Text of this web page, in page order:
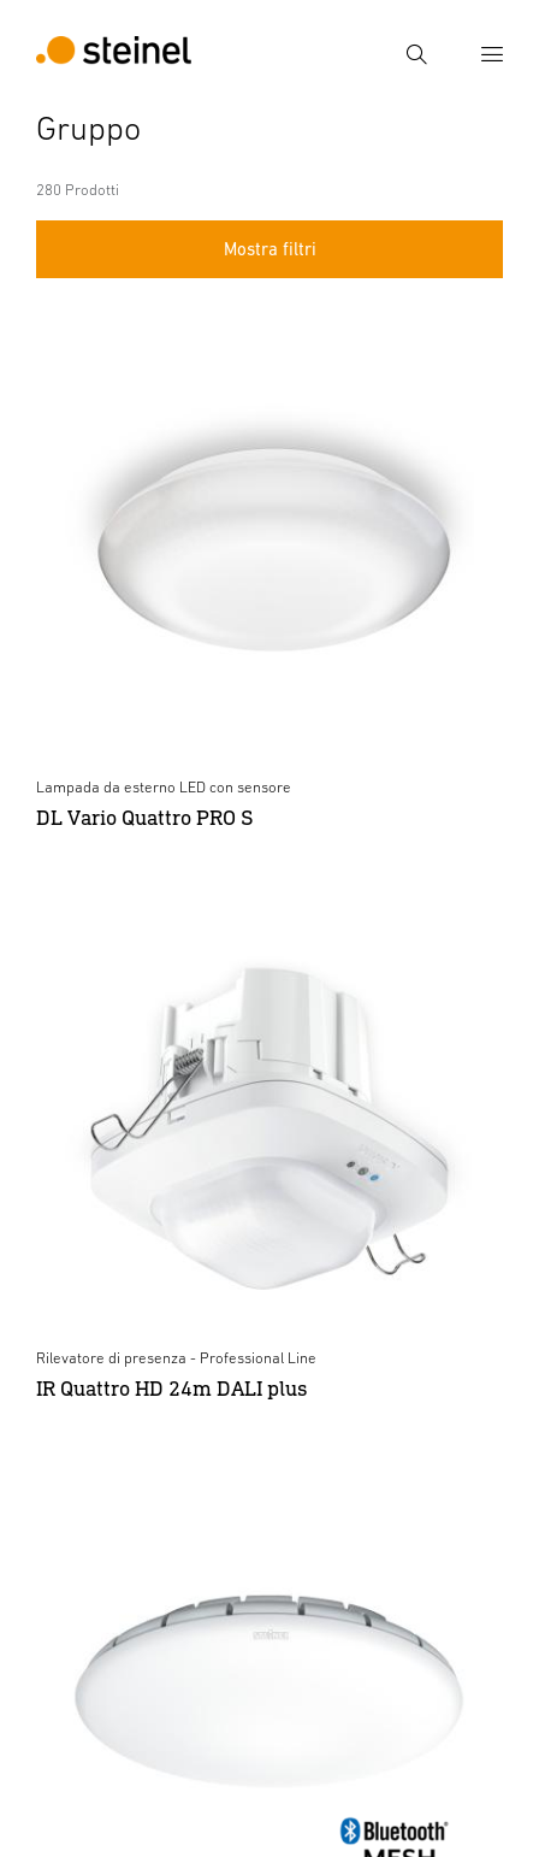
Ricerca
Gruppo
280 Prodotti
Mostra filtri
Lampada da esterno LED con sensore
DL Vario Quattro PRO S
Rilevatore di presenza - Professional Line
IR Quattro HD 24m DALI plus